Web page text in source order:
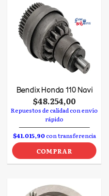
Bendix Honda 110 Navi
$48.254,00
Repuestos de calidad con envío
rápido
$41.015,90con transferencia
COMPRAR